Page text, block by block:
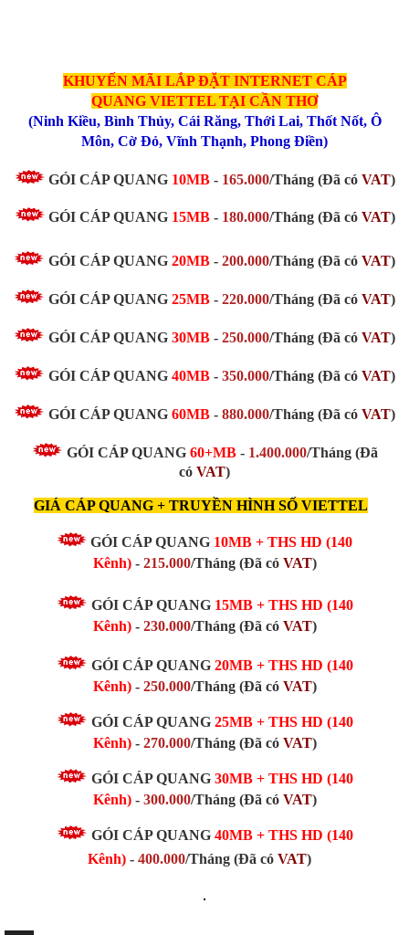
KHUYẾN MÃI LẮP ĐẶT INTERNET CÁP
QUANG VIETTEL TẠI CẦN THƠ
(Ninh Kiều, Bình Thủy, Cái Răng, Thới Lai, Thốt Nốt, Ô
Môn, Cờ Đỏ, Vĩnh Thạnh, Phong Điền)
GÓI CÁP QUANG 10MB- 165.000/Tháng (Đã có VAT)
GÓI CÁP QUANG 15MB- 180.000/Tháng (Đã có VAT)
GÓI CÁP QUANG 20MB - 200.000/Tháng (Đã có VAT)
GÓI CÁP QUANG 25MB - 220.000/Tháng (Đã có VAT)
GÓI CÁP QUANG 30MB - 250.000/Tháng (Đã có VAT)
GÓI CÁP QUANG 40MB - 350.000/Tháng (Đã có VAT)
GÓI CÁP QUANG 60MB - 880.000/Tháng (Đã có VAT)
GÓI CÁP QUANG 60+MB- 1.400.000/Tháng (Đã
có VAT)
GIÁ CÁP QUANG + TRUYỀN HÌNH SỐ VIETTEL
GÓI CÁP QUANG 10MB + THS HD (140
Kênh)- 215.000/Tháng (Đã có VAT)
GÓI CÁP QUANG 15MB + THS HD (140
Kênh) - 230.000/Tháng (Đã có VAT)
GÓI CÁP QUANG 20MB + THS HD (140
Kênh) - 250.000/Tháng (Đã có VAT)
GÓI CÁP QUANG 25MB + THS HD (140
Kênh) - 270.000/Tháng (Đã có VAT)
GÓI CÁP QUANG 30MB + THS HD (140
Kênh) - 300.000/Tháng (Đã có VAT)
GÓI CÁP QUANG 40MB + THS HD (140
Kênh) - 400.000/Tháng (Đã có VAT)